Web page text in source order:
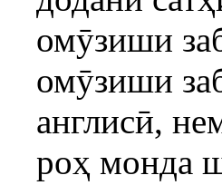
омӯзиши
омӯзиши
англисӣ,
роҳ монда